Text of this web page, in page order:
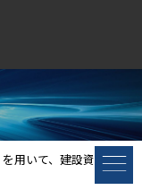
用いて、建設資材を